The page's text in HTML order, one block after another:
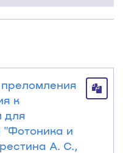
к
для
"Фотоника и
А. С.,